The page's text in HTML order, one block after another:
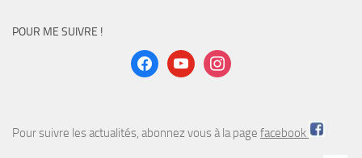
POUR ME SUIVRE !
facebookyoutubeinstagram
Pour suivre les actualités, abonnez vous à la page facebook